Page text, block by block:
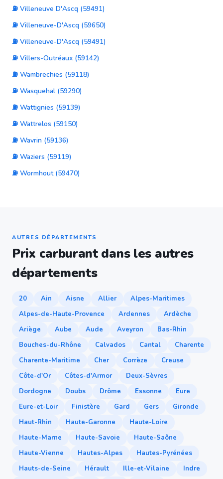
⛽ Villeneuve D'Ascq (59491)
⛽ Villeneuve-D'Ascq (59650)
⛽ Villeneuve-D'Ascq (59491)
⛽ Villers-Outréaux (59142)
⛽ Wambrechies (59118)
⛽ Wasquehal (59290)
⛽ Wattignies (59139)
⛽ Wattrelos (59150)
⛽ Wavrin (59136)
⛽ Waziers (59119)
⛽ Wormhout (59470)
AUTRES DÉPARTEMENTS
Prix carburant dans les autres
départements
20 Ain Aisne Allier
Alpes-Maritimes
Alpes-de-Haute-Provence
Ardennes
Ardèche
Ariège
Aube Aude Aveyron
Bas-Rhin
Bouches-du-Rhône
Calvados Cantal
Charente
Charente-Maritime
Cher Corrèze
Creuse
Côte-d'Or
Côtes-d'Armor
Deux-Sèvres
Dordogne
Doubs Drôme Essonne
Eure
Eure-et-Loir
Finistère Gard Gers
Gironde
Haut-Rhin
Haute-Garonne
Haute-Loire
Haute-Marne
Haute-Savoie
Haute-Saône
Haute-Vienne
Hautes-Alpes
Hautes-Pyrénées
Hauts-de-Seine
Hérault Ille-et-Vilaine
Indre